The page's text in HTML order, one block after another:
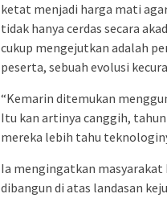
ketat menjadi harga mati
tidak hanya cerdas secara
cukup mengejutkan adalah
peserta, sebuah evolusi
“Kemarin ditemukan
Itu kan artinya canggih,
mereka lebih tahu
Ia mengingatkan masyarakat
dibangun di atas landasan